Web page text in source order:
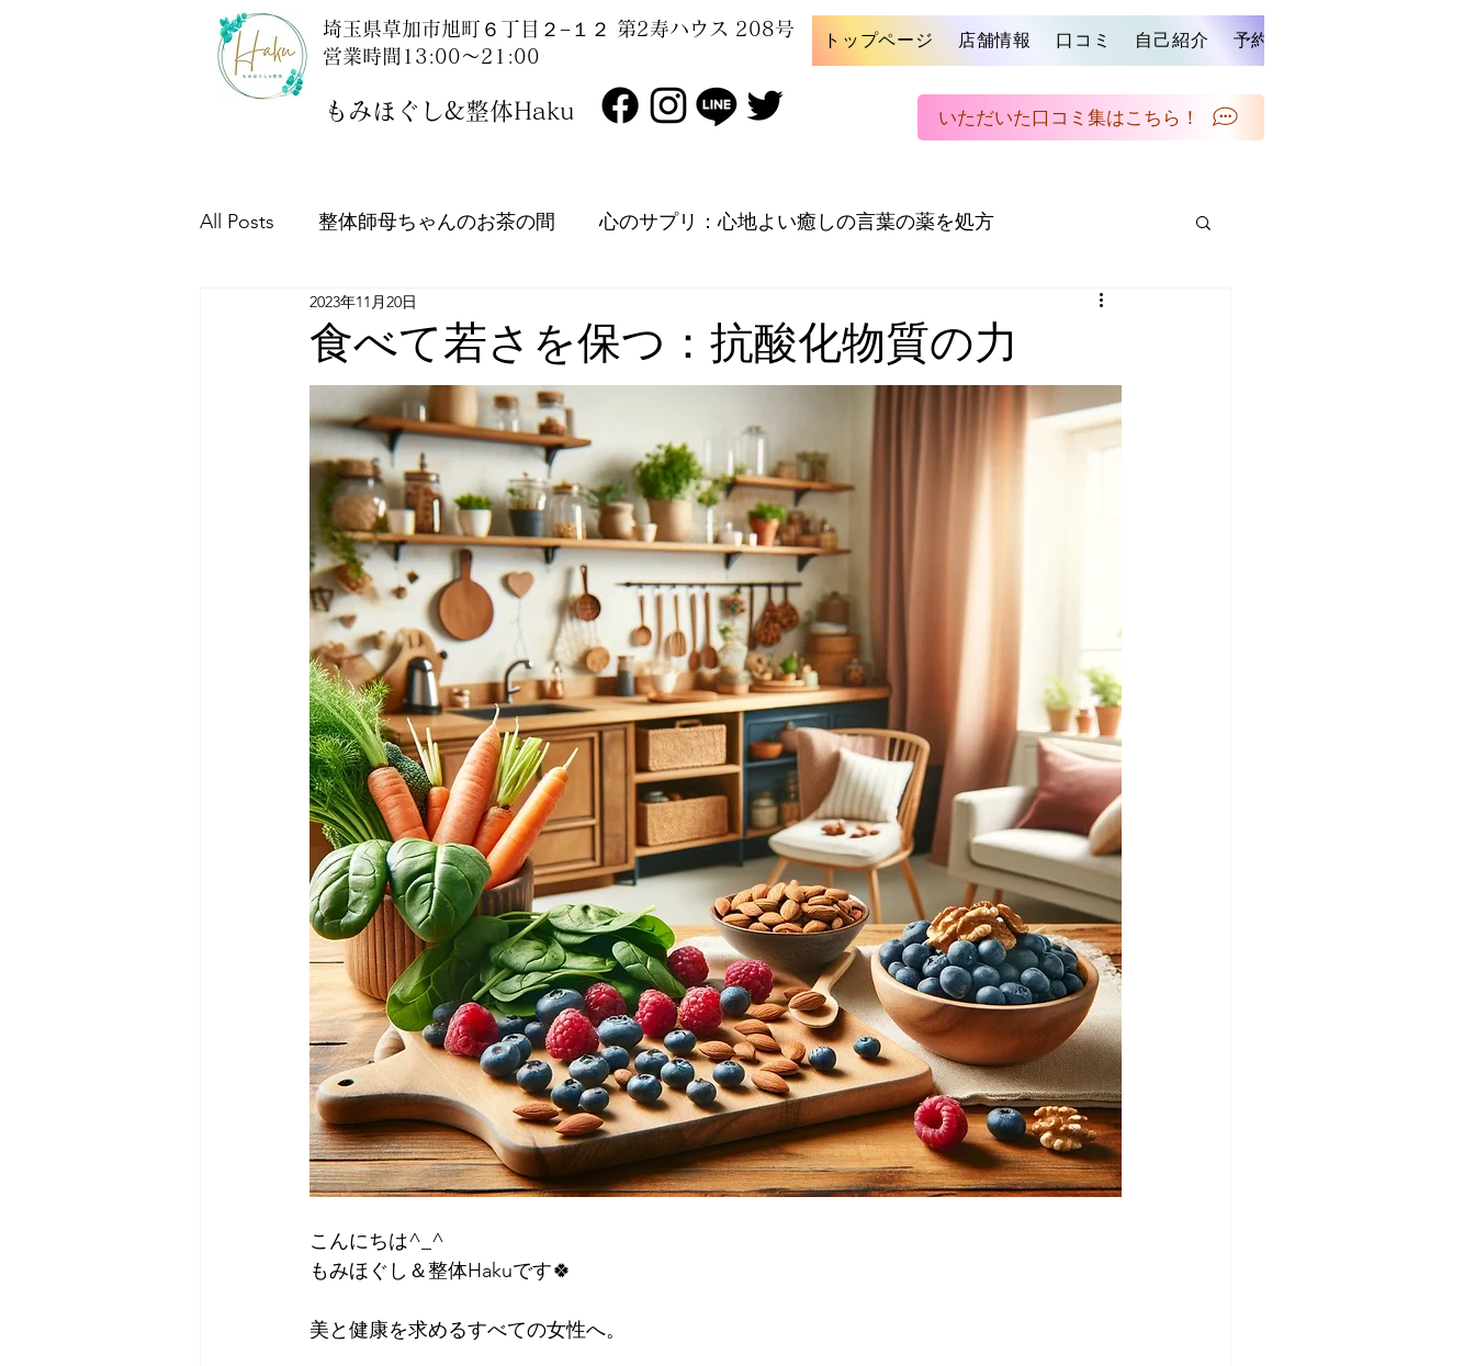
埼玉県草加市旭町６丁目２−１２ 第2寿ハウス 208号
営業時間13:00～21:00
もみほぐし&整体Haku
トップページ 店舗情報 口コミ 自己紹介 予約する
いただいた口コミ集はこちら！
All Posts 整体師母ちゃんのお茶の間 心のサプリ：心地よい癒しの言葉の薬を処方
埼玉探訪記：草加市新田駅周辺の魅力を探索し、ご紹介！
栄養学：健康は食事から！ ストレス解消法 健康的なライフスタイルの提案
当店について
食べて若さを保つ：抗酸化物質の力
2023年11月20日
こんにちは^_^
もみほぐし＆整体Hakuです🍀
美と健康を求めるすべての女性へ。